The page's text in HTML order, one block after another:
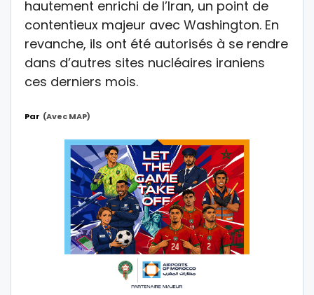
hautement enrichi de l’Iran, un point de
contentieux majeur avec Washington. En
revanche, ils ont été autorisés à se rendre
dans d’autres sites nucléaires iraniens
ces derniers mois.
Par (avec MAP)